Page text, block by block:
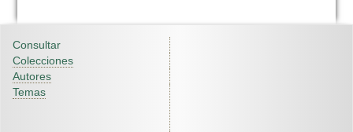
Consultar
Colecciones
Autores
Temas